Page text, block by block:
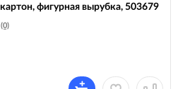
фигурная вырубка, 503679
(0)